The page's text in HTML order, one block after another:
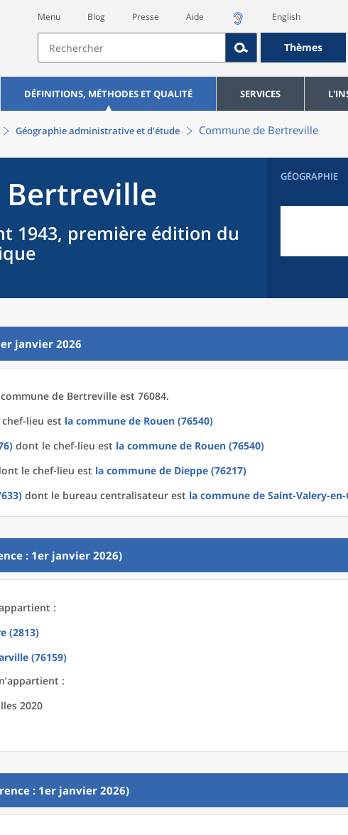
Menu Blog Presse Aide English
Thèmes
DÉFINITIONS, MÉTHODES ET QUALITÉ SERVICES
Géographie administrative et d’étude Commune de Bertreville
Bertreville
1943, première édition du
GÉOGRAPHIE
janvier 2026
commune de Bertreville est 76084.
lieu est la commune de Rouen (76540)
dont le chef-lieu est la commune de Rouen (76540)
le chef-lieu est la commune de Dieppe (76217)
dont le bureau centralisateur est la commune de Saint-Valery-en-
: 1er janvier 2026)
:
(2813)
(76159)
:
2020
: 1er janvier 2026)